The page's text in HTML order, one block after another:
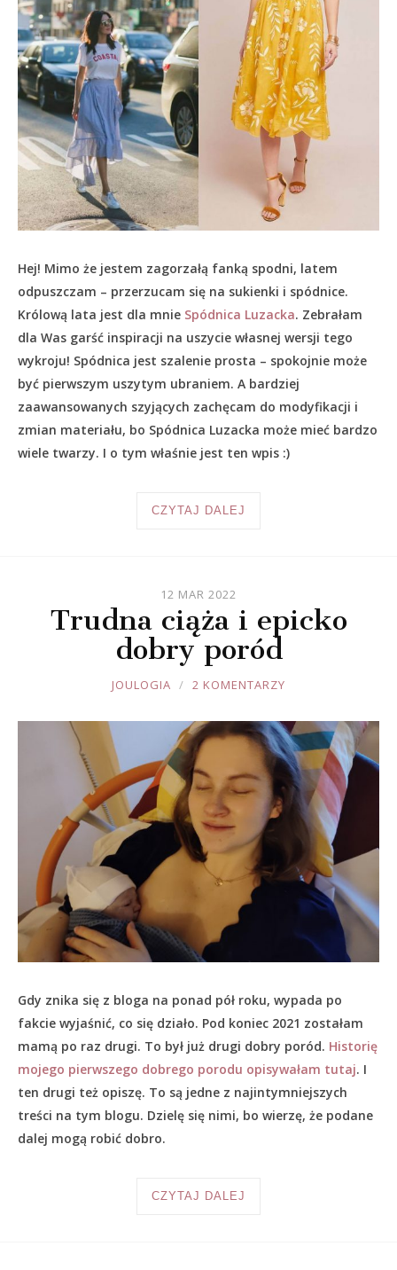
Hej! Mimo że jestem zagorzałą fanką spodni, latem
odpuszczam – przerzucam się na sukienki i spódnice.
Królową lata jest dla mnie Spódnica Luzacka. Zebrałam
dla Was garść inspiracji na uszycie własnej wersji tego
wykroju! Spódnica jest szalenie prosta – spokojnie może
być pierwszym uszytym ubraniem. A bardziej
zaawansowanych szyjących zachęcam do modyfikacji i
zmian materiału, bo Spódnica Luzacka może mieć bardzo
wiele twarzy. I o tym właśnie jest ten wpis :)
CZYTAJ DALEJ
12 MAR 2022
Trudna ciąża i epicko
dobry poród
JOULE
JOULOGIA 2 KOMENTARZY
Gdy znika się z bloga na ponad pół roku, wypada po
fakcie wyjaśnić, co się działo. Pod koniec 2021 zostałam
mamą po raz drugi. To był już drugi dobry poród. Historię
mojego pierwszego dobrego porodu opisywałam tutaj. I
ten drugi też opiszę. To są jedne z najintymniejszych
treści na tym blogu. Dzielę się nimi, bo wierzę, że podane
dalej mogą robić dobro.
CZYTAJ DALEJ